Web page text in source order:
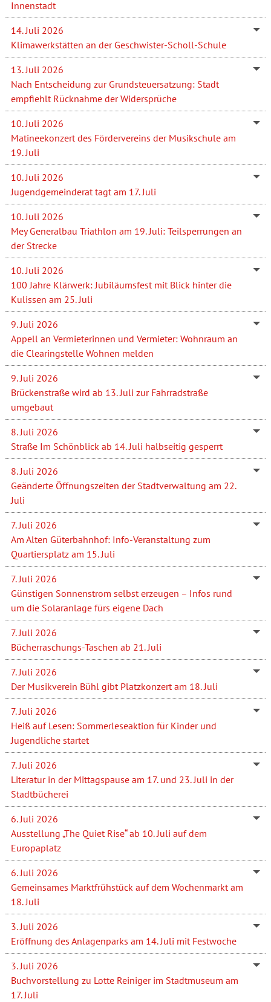
Innenstadt
14. Juli 2026
Klimawerkstätten an der Geschwister-Scholl-Schule
13. Juli 2026
Nach Entscheidung zur Grundsteuersatzung: Stadt
empfiehlt Rücknahme der Widersprüche
10. Juli 2026
Matineekonzert des Fördervereins der Musikschule am
19. Juli
10. Juli 2026
Jugendgemeinderat tagt am 17. Juli
10. Juli 2026
Mey Generalbau Triathlon am 19. Juli: Teilsperrungen an
der Strecke
10. Juli 2026
100 Jahre Klärwerk: Jubiläumsfest mit Blick hinter die
Kulissen am 25. Juli
9. Juli 2026
Appell an Vermieterinnen und Vermieter: Wohnraum an
die Clearingstelle Wohnen melden
9. Juli 2026
Brückenstraße wird ab 13. Juli zur Fahrradstraße
umgebaut
8. Juli 2026
Straße Im Schönblick ab 14. Juli halbseitig gesperrt
8. Juli 2026
Geänderte Öffnungszeiten der Stadtverwaltung am 22.
Juli
7. Juli 2026
Am Alten Güterbahnhof: Info-Veranstaltung zum
Quartiersplatz am 15. Juli
7. Juli 2026
Günstigen Sonnenstrom selbst erzeugen – Infos rund
um die Solaranlage fürs eigene Dach
7. Juli 2026
Bücherraschungs-Taschen ab 21. Juli
7. Juli 2026
Der Musikverein Bühl gibt Platzkonzert am 18. Juli
7. Juli 2026
Heiß auf Lesen: Sommerleseaktion für Kinder und
Jugendliche startet
7. Juli 2026
Literatur in der Mittagspause am 17. und 23. Juli in der
Stadtbücherei
6. Juli 2026
Ausstellung „The Quiet Rise“ ab 10. Juli auf dem
Europaplatz
6. Juli 2026
Gemeinsames Marktfrühstück auf dem Wochenmarkt am
18. Juli
3. Juli 2026
Eröffnung des Anlagenparks am 14. Juli mit Festwoche
3. Juli 2026
Buchvorstellung zu Lotte Reiniger im Stadtmuseum am
17. Juli